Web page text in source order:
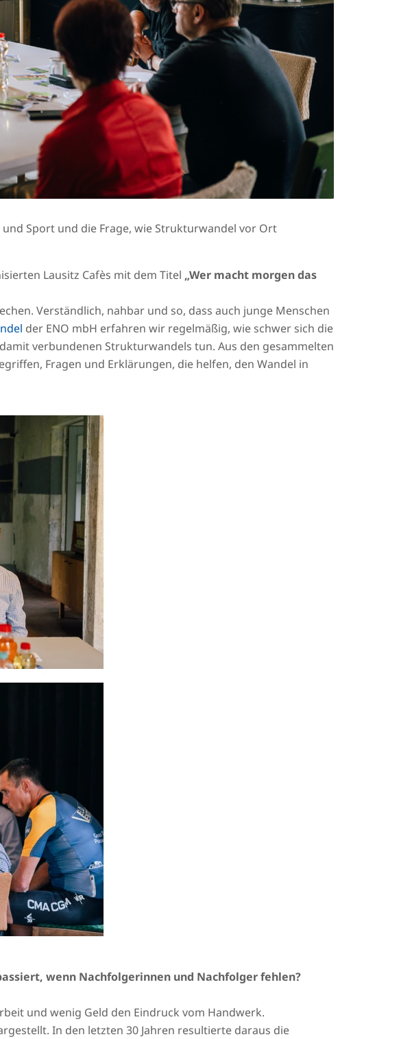
Sport und die Frage, wie Strukturwandel vor Ort
Lausitz Cafès mit dem Titel „Wer macht morgen das
Verständlich, nahbar und so, dass auch junge Menschen
der ENO mbH erfahren wir regelmäßig, wie schwer sich die
verbundenen Strukturwandels tun. Aus den gesammelten
Fragen und Erklärungen, die helfen, den Wandel in
wenn Nachfolgerinnen und Nachfolger fehlen?
und wenig Geld den Eindruck vom Handwerk.
In den letzten 30 Jahren resultierte daraus die